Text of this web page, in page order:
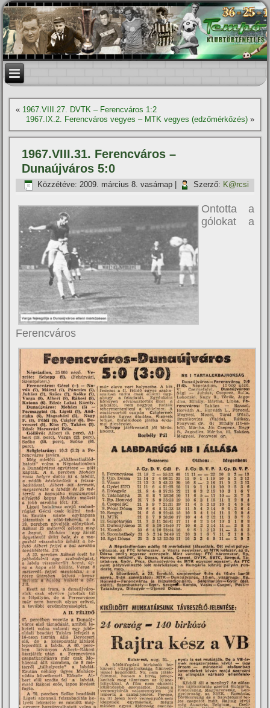
« 1967.VIII.27. DVTK – Ferencváros 1:2
1967.IX.2. Ferencváros vegyes – MTK vegyes (edzőmérkőzés)»
1967.VIII.31. Ferencváros –
Dunaújváros 5:0
Közzétéve: 2009. március 8. vasárnap Szerző: K@rcsi
Ontotta a
gólokat a
Ferencváros